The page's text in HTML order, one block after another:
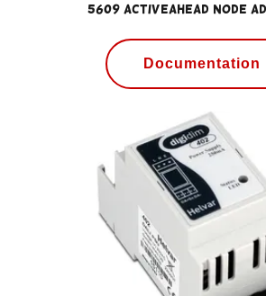
5609 ActiveAhead Node
Documentation